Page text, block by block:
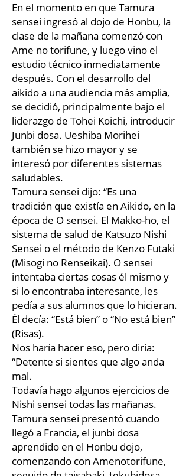
En el momento en que Tamura
sensei ingresó al dojo de Honbu, la
clase de la mañana comenzó con
Ame no torifune, y luego vino el
estudio técnico inmediatamente
después. Con el desarrollo del
aikido a una audiencia más amplia,
se decidió, principalmente bajo el
liderazgo de Tohei Koichi, introducir
Junbi dosa. Ueshiba Morihei
también se hizo mayor y se
interesó por diferentes sistemas
saludables.
Tamura sensei dijo: “Es una
tradición que existía en Aikido, en la
época de O sensei. El Makko-ho, el
sistema de salud de Katsuzo Nishi
Sensei o el método de Kenzo Futaki
(Misogi no Renseikai). O sensei
intentaba ciertas cosas él mismo y
si lo encontraba interesante, les
pedía a sus alumnos que lo hicieran.
Él decía: “Está bien” o “No está bien”
(Risas).
Nos haría hacer eso, pero diría:
“Detente si sientes que algo anda
mal.
Todavía hago algunos ejercicios de
Nishi sensei todas las mañanas.
Tamura sensei presentó cuando
llegó a Francia, el junbi dosa
aprendido en el Honbu dojo,
comenzando con Amenotorifune,